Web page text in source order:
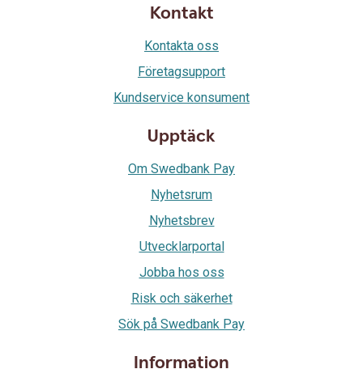
Kontakt
Kontakta oss
Företagsupport
Kundservice konsument
Upptäck
Om Swedbank Pay
Nyhetsrum
Nyhetsbrev
Utvecklarportal
Jobba hos oss
Risk och säkerhet
Sök på Swedbank Pay
Information